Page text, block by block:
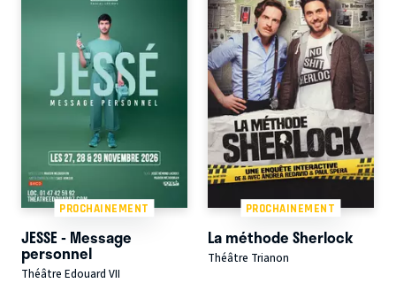
PROCHAINEMENT
JESSE - Message
personnel
Théâtre Edouard VII
PROCHAINEMENT
La méthode Sherlock
Théâtre Trianon